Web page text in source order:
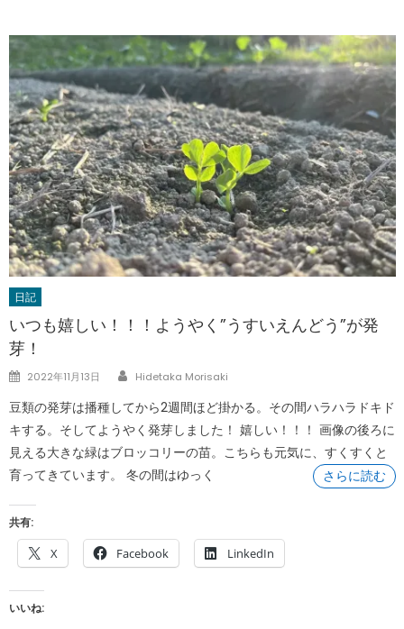
日記
いつも嬉しい！！！ようやく”うすいえんどう”が発
芽！
Posted
2022年11月13日 Author
Hidetaka Morisaki
豆類の発芽は播種してから2週間ほど掛かる。その間ハラハラドキド
キする。そしてようやく発芽しました！ 嬉しい！！！ 画像の後ろに
見える大きな緑はブロッコリーの苗。こちらも元気に、すくすくと
育ってきています。 冬の間はゆっく
さらに読む
共有:
X Facebook LinkedIn
いいね: